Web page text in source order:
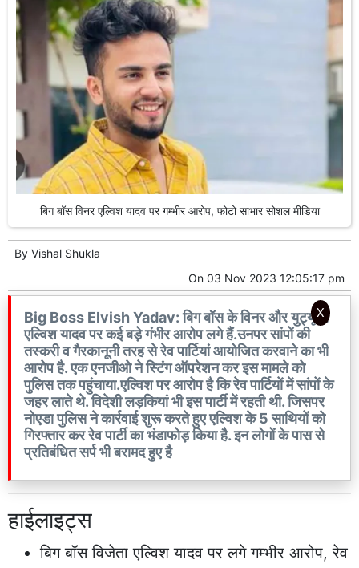
बिग बॉस विनर एल्विश यादव पर गम्भीर आरोप, फोटो साभार सोशल मीडिया
By Vishal Shukla
On 03 Nov 2023 12:05:17 pm
Big Boss Elvish Yadav: बिग बॉस के विनर और युट्यूबर
एल्विश यादव पर कई बड़े गंभीर आरोप लगे हैं.उनपर सांपों की
तस्करी व गैरकानूनी तरह से रेव पार्टियां आयोजित करवाने का भी
आरोप है. एक एनजीओ ने स्टिंग ऑपरेशन कर इस मामले को
पुलिस तक पहुंचाया.एल्विश पर आरोप है कि रेव पार्टियों में सांपों के
जहर लाते थे. विदेशी लड़कियां भी इस पार्टी में रहती थी. जिसपर
नोएडा पुलिस ने कार्रवाई शुरू करते हुए एल्विश के 5 साथियों को
गिरफ्तार कर रेव पार्टी का भंडाफोड़ किया है. इन लोगों के पास से
प्रतिबंधित सर्प भी बरामद हुए है
हाईलाइट्स
बिग बॉस विजेता एल्विश यादव पर लगे गम्भीर आरोप, रेव
X